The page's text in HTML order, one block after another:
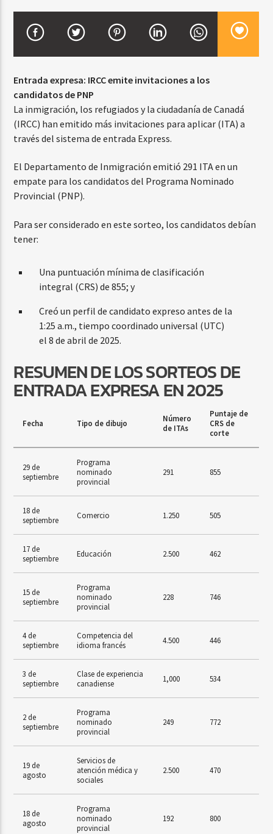
2:00 PM 5:00 PM
Entrada expresa: IRCC emite invitaciones a los
candidatos de PNP
La inmigración, los refugiados y la ciudadanía de Canadá
(IRCC) han emitido más invitaciones para aplicar (ITA) a
través del sistema de entrada Express.
El Departamento de Inmigración emitió 291 ITA en un
empate para los candidatos del Programa Nominado
Provincial (PNP).
Para ser considerado en este sorteo, los candidatos debían
tener:
Una puntuación mínima de clasificación
integral (CRS) de 855; y
Creó un perfil de candidato expreso antes de la
1:25 a.m., tiempo coordinado universal (UTC)
el 8 de abril de 2025.
RESUMEN DE LOS SORTEOS DE
ENTRADA EXPRESA EN 2025
Fecha Tipo de dibujo
Número
de ITAs
Puntaje de
CRS de
corte
29 de
septiembre
Programa
nominado
provincial
291 855
18 de
septiembre
Comercio 1.250 505
17 de
septiembre
Educación 2.500 462
15 de
septiembre
Programa
nominado
provincial
228 746
4 de
septiembre
Competencia del
idioma francés
4.500 446
3 de
septiembre
Clase de experiencia
canadiense
1,000 534
2 de
septiembre
Programa
nominado
provincial
249 772
19 de
agosto
Servicios de
atención médica y
sociales
2.500 470
18 de
agosto
Programa
nominado
provincial
192 800